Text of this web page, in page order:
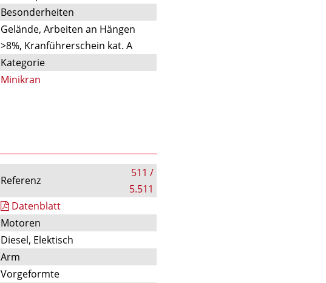
Besonderheiten
Gelände, Arbeiten an Hängen
>8%, Kranführerschein kat. A
Kategorie
Minikran
Referenz
511 /
5.511
Datenblatt
Motoren
Diesel, Elektisch
Arm
Vorgeformte